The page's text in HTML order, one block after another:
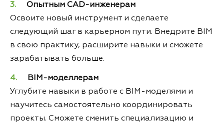
Опытным CAD-инженерам
Освоите новый инструмент и сделаете
следующий шаг в карьерном пути. Внедрите BIM
в свою практику, расширите навыки и сможете
зарабатывать больше.
BIM-моделлерам
Углубите навыки в работе с BIM-моделями и
научитесь самостоятельно координировать
проекты. Сможете сменить специализацию и